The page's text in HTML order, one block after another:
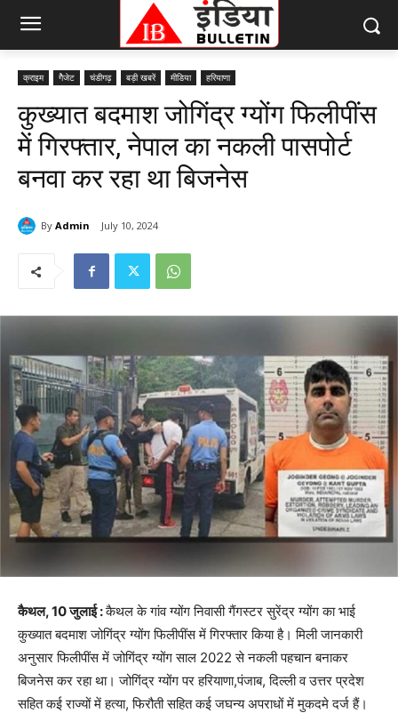
क्राइम गैेजेट चंडीगढ़ बड़ी खबरें मीडिया हरियाणा
कुख्यात बदमाश जोगिंद्र ग्योंग फिलीपींस
में गिरफ्तार, नेपाल का नकली पासपोर्ट
बनवा कर रहा था बिजनेस
By Admin July 10, 2024
कैथल, 10 जुलाई :कैथल के गांव ग्योंग निवासी गैंगस्टर सुरेंद्र ग्‍योंग का भाई
कुख्‍यात बदमाश जोगिंद्र ग्‍योंग फिलीपींस में गिरफ्तार किया है। मिली जानकारी
अनुसार फिलीपींस में जोगिंद्र ग्योंग साल 2022 से नकली पहचान बनाकर
बिजनेस कर रहा था। जोगिंद्र ग्योंग पर हरियाणा,पंजाब, दिल्ली व उत्तर प्रदेश
सहित कई राज्यों में हत्या, फिरौती सहित कई जघन्य अपराधों में मुकदमे दर्ज हैं।